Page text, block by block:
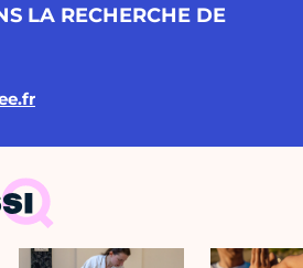
LA RECHERCHE DE